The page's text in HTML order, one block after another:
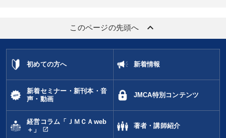
このページの先頭へ keyboard_arrow_up
初めての方へ 新着情報
新着セミナー・新刊本・音
声・動画
JMCA特別コンテンツ
経営コラム「ＪＭＣＡweb
＋」
open_in_new
著者・講師紹介